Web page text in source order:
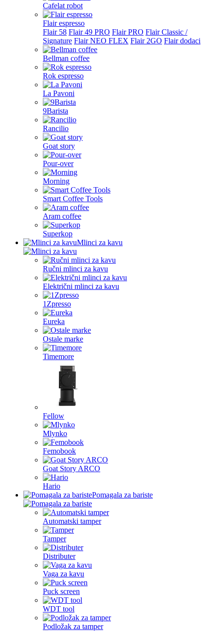
Cafelat robot
Flair espresso
Flair 58 Flair 49 PRO Flair PRO Flair Classic /
Signature Flair NEO FLEX Flair 2GO Flair dodaci
Bellman coffee
Rok espresso
La Pavoni
9Barista
Rancilio
Goat story
Pour-over
Morning
Smart Coffee Tools
Aram coffee
Superkop
Mlinci za kavu
Ručni mlinci za kavu
Električni mlinci za kavu
1Zpresso
Eureka
Ostale marke
Timemore
Fellow
Mlynko
Femobook
Goat Story ARCO
Hario
Pomagala za bariste
Automatski tamper
Tamper
Distributer
Vaga za kavu
Puck screen
WDT tool
Podložak za tamper